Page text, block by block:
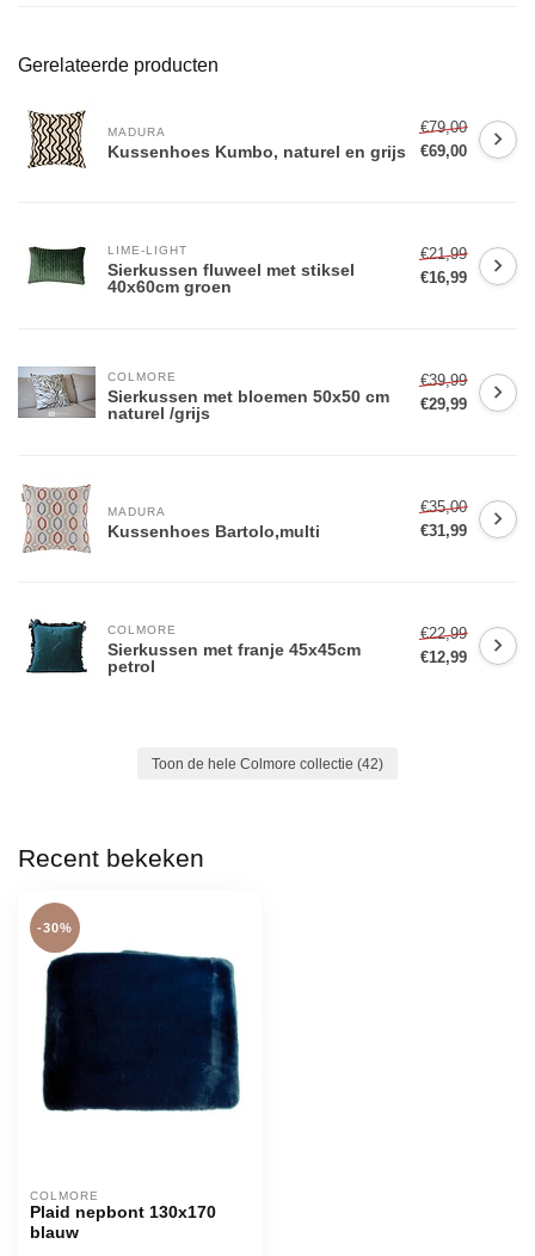
Gerelateerde producten
MADURA
Kussenhoes Kumbo, naturel en grijs
€79,00
€69,00
LIME-LIGHT
Sierkussen fluweel met stiksel
40x60cm groen
€21,99
€16,99
COLMORE
Sierkussen met bloemen 50x50 cm
naturel /grijs
€39,99
€29,99
MADURA
Kussenhoes Bartolo,multi
€35,00
€31,99
COLMORE
Sierkussen met franje 45x45cm
petrol
€22,99
€12,99
Toon de hele Colmore collectie (42)
Recent bekeken
-30%
COLMORE
Plaid nepbont 130x170
blauw